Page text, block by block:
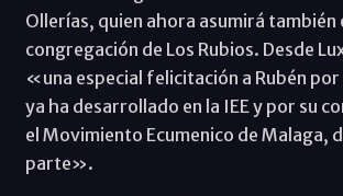
Ollerías, quien ahora asumirá también
congregación de Los Rubios. Desde
«una especial felicitación a Rubén
ya ha desarrollado en la IEE y por su
el Movimiento Ecumenico de Malaga,
parte».